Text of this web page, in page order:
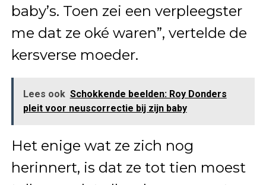
baby’s. Toen zei een verpleegster
me dat ze oké waren”, vertelde de
kersverse moeder.
Lees ook Schokkende beelden: Roy Donders
pleit voor neuscorrectie bij zijn baby
Het enige wat ze zich nog
herinnert, is dat ze tot tien moest